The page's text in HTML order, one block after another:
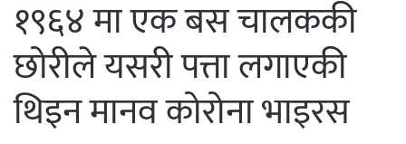
१९६४ मा एक बस चालककी
छोरीले यसरी पत्ता लगाएकी
थिइन मानव कोरोना भाइरस